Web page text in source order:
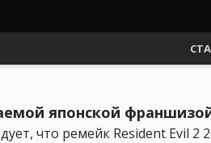
японской
что ремейк Resident Evil 2